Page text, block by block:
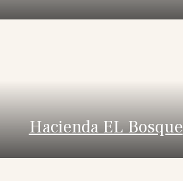
Hacienda EL Bosque